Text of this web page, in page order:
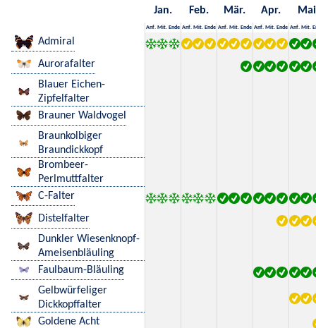
Jan. Feb. Mär. Apr. Mai
Anf. Mit. Ende Anf. Mit. Ende Anf. Mit. Ende Anf. Mit. Ende Anf. Mit.
Admiral
Aurorafalter
Blauer Eichen-
Zipfelfalter
Brauner Waldvogel
Braunkolbiger
Braundickkopf
Brombeer-
Perlmuttfalter
C-Falter
Distelfalter
Dunkler Wiesenknopf-
Ameisenbläuling
Faulbaum-Bläuling
Gelbwürfeliger
Dickkopffalter
Goldene Acht